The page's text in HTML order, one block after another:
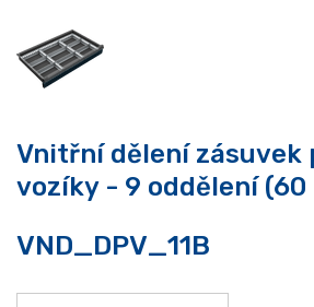
Vnitřní dělení zásuvek
vozíky - 9 oddělení (60
VND_DPV_11B